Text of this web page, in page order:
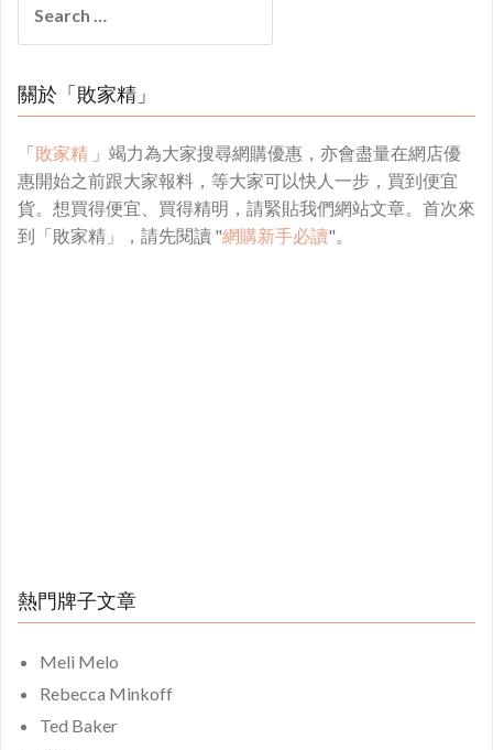
for:
關於「敗家精」
「敗家精 」竭力為大家搜尋網購優惠，亦會盡量在網店優
惠開始之前跟大家報料，等大家可以快人一步，買到便宜
貨。想買得便宜、買得精明，請緊貼我們網站文章。首次來
到「敗家精」，請先閱讀 "網購新手必讀"。
熱門牌子文章
Meli Melo
Rebecca Minkoff
Ted Baker